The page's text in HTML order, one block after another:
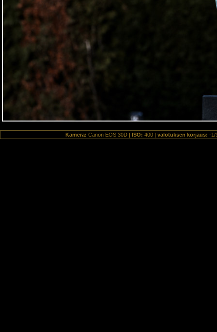
Kamera: Canon EOS 30D | ISO: 400 | valotuksen korjaus: -1/